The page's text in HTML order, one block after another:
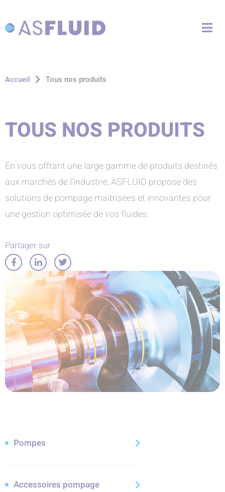
Aller à la recherche
Accueil Tous nos produits
TOUS NOS PRODUITS
En vous offrant une large gamme de produits destinés
aux marchés de l’industrie, ASFLUID propose des
solutions de pompage maitrisées et innovantes pour
une gestion optimisée de vos fluides.
Partager sur :
Partager
Facebook
Partager
sur
LinkedIn
Partager
sur
Twitter
Pompes
Accessoires pompage